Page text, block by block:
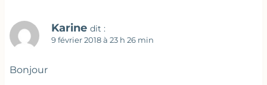
Karine dit :
9 février 2018 à 23 h 26 min
Bonjour